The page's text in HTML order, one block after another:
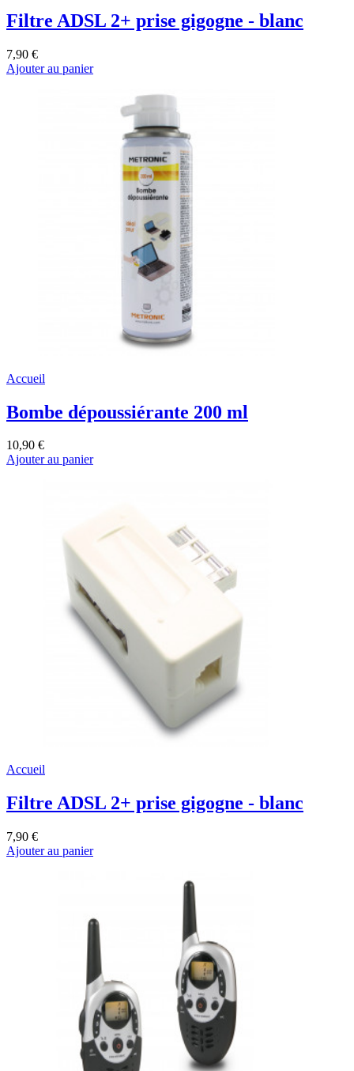
Filtre ADSL 2+ prise gigogne - blanc
7,90 €
Ajouter au panier
Accueil
Bombe dépoussiérante 200 ml
10,90 €
Ajouter au panier
Accueil
Filtre ADSL 2+ prise gigogne - blanc
7,90 €
Ajouter au panier